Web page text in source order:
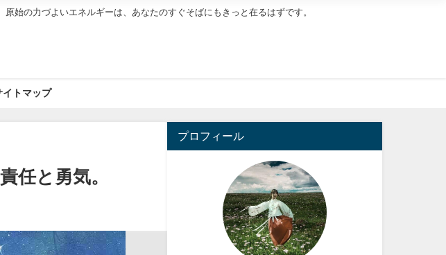
始の力づよいエネルギーは、あなたのすぐそばにもきっと在るはずです。
イトマップ
任と勇気。
プロフィール